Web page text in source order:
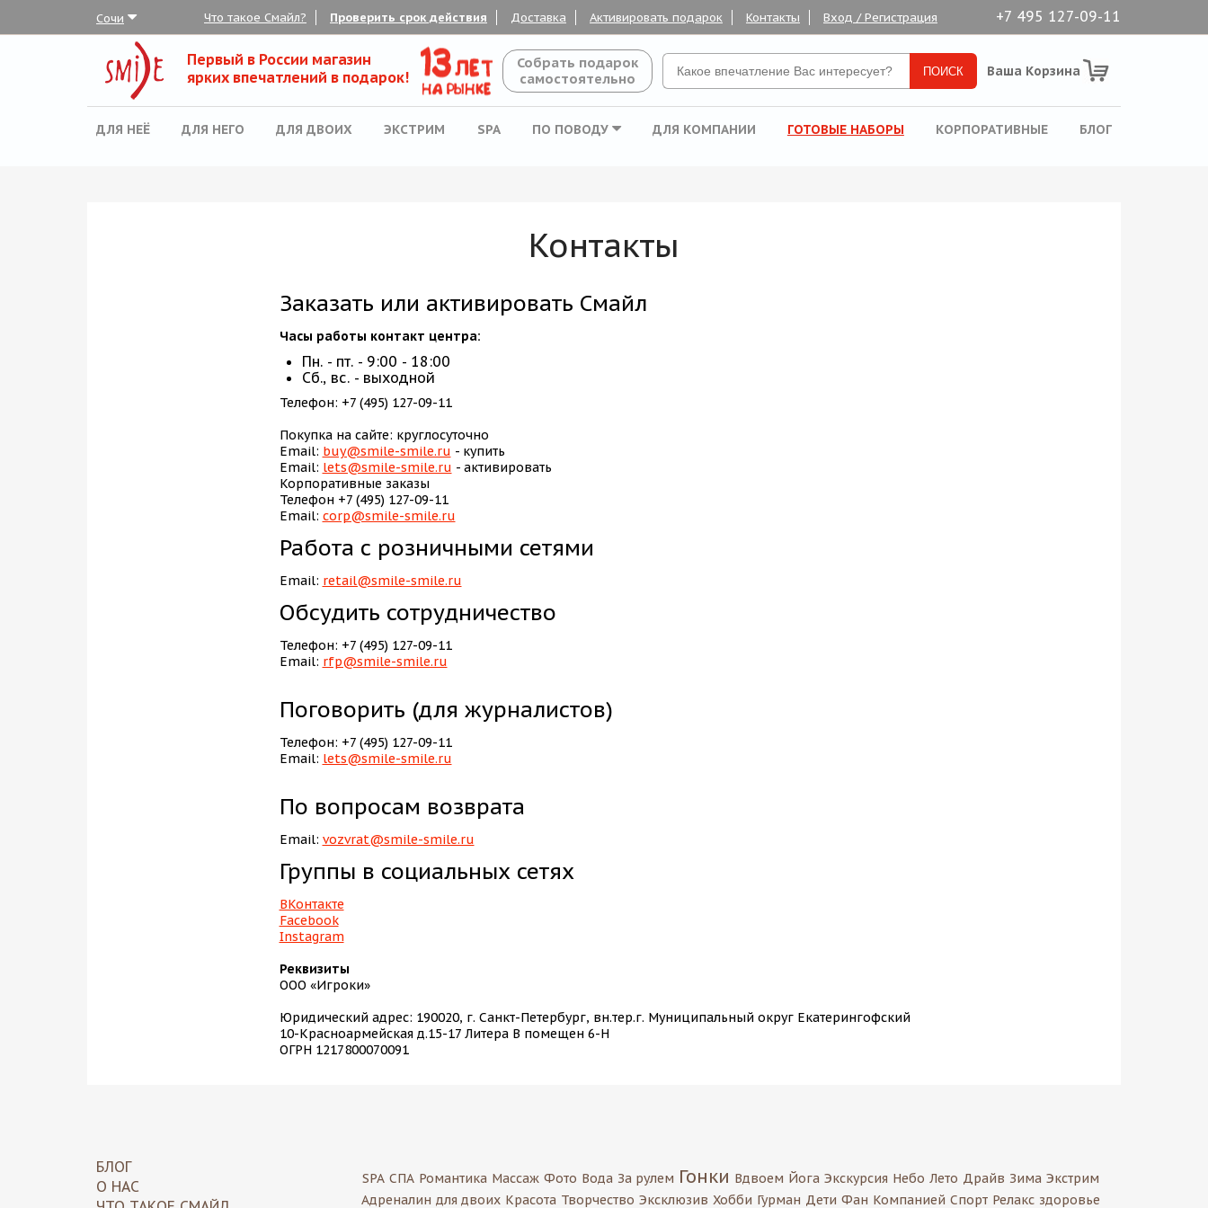
Сочи Что такое Смайл? Проверить срок действия Доставка Активировать подарок Контакты Вход / Регистрация +7 495 127-09-11
Первый в России магазин
ярких впечатлений в подарок!
Собрать подарок
самостоятельно
Ваша Корзина
ДЛЯ НЕЁ ДЛЯ НЕГО ДЛЯ ДВОИХ ЭКСТРИМ SPA ПО ПОВОДУ ДЛЯ КОМПАНИИ ГОТОВЫЕ НАБОРЫ КОРПОРАТИВНЫЕ БЛОГ
Контакты
Заказать или активировать Смайл
Часы работы контакт центра:
Пн. - пт. - 9:00 - 18:00
Сб., вс. - выходной
Телефон: +7 (495) 127-09-11
Покупка на сайте: круглосуточно
Email: buy@smile-smile.ru - купить
Email: lets@smile-smile.ru - активировать
Корпоративные заказы
Телефон +7 (495) 127-09-11
Email: corp@smile-smile.ru
Работа с розничными сетями
Email: retail@smile-smile.ru
Обсудить сотрудничество
Телефон: +7 (495) 127-09-11
Email: rfp@smile-smile.ru
Поговорить (для журналистов)
Телефон: +7 (495) 127-09-11
Email: lets@smile-smile.ru
По вопросам возврата
Email: vozvrat@smile-smile.ru
Группы в социальных сетях
ВКонтакте
Facebook
Instagram
Реквизиты
ООО «Игроки»
Юридический адрес: 190020, г. Санкт-Петербург, вн.тер.г. Муниципальный округ Екатерингофский
10-Красноармейская д.15-17 Литера В помещен 6-Н
ОГРН 1217800070091
БЛОГ
О НАС
SPA СПА Романтика Массаж Фото Вода За рулем Гонки Вдвоем Йога Экскурсия Небо Лето Драйв Зима Экстрим
Адреналин для двоих Красота Творчество Эксклюзив Хобби Гурман Дети Фан Компанией Спорт Релакс здоровье